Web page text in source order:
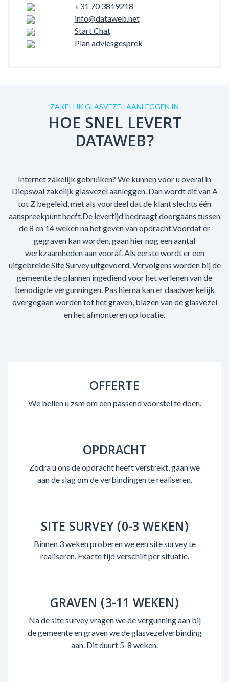
+31 70 3819218
info@dataweb.net
Start Chat
Plan adviesgesprek
ZAKELIJK GLASVEZEL AANLEGGEN IN
HOE SNEL LEVERT
DATAWEB?
Internet zakelijk gebruiken? We kunnen voor u overal in
Diepswal zakelijk glasvezel aanleggen. Dan wordt dit van A
tot Z begeleid, met als voordeel dat de klant slechts één
aanspreekpunt heeft.De levertijd bedraagt doorgaans tussen
de 8 en 14 weken na het geven van opdracht.Voordat er
gegraven kan worden, gaan hier nog een aantal
werkzaamheden aan vooraf. Als eerste wordt er een
uitgebreide Site Survey uitgevoerd. Vervolgens worden bij de
gemeente de plannen ingediend voor het verlenen van de
benodigde vergunningen. Pas hierna kan er daadwerkelijk
overgegaan worden tot het graven, blazen van de glasvezel
en het afmonteren op locatie.
OFFERTE
We bellen u zsm om een passend voorstel te doen.
OPDRACHT
Zodra u ons de opdracht heeft verstrekt, gaan we
aan de slag om de verbindingen te realiseren.
SITE SURVEY (0-3 WEKEN)
Binnen 3 weken proberen we een site survey te
realiseren. Exacte tijd verschilt per situatie.
GRAVEN (3-11 WEKEN)
Na de site survey vragen we de vergunning aan bij
de gemeente en graven we de glasvezelverbinding
aan. Dit duurt 5-8 weken.